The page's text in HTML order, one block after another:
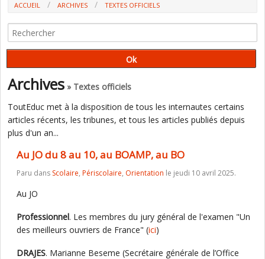
ACCUEIL ARCHIVES
TEXTES OFFICIELS
Archives » Textes officiels
ToutEduc met à la disposition de tous les internautes certains
articles récents, les tribunes, et tous les articles publiés depuis
plus d'un an...
Au JO du 8 au 10, au BOAMP, au BO
Paru dans Scolaire, Périscolaire, Orientation le jeudi 10 avril 2025.
Au JO
Professionnel. Les membres du jury général de l'examen "Un
des meilleurs ouvriers de France" (ici)
DRAJES. Marianne Beseme (Secrétaire générale de l’Office